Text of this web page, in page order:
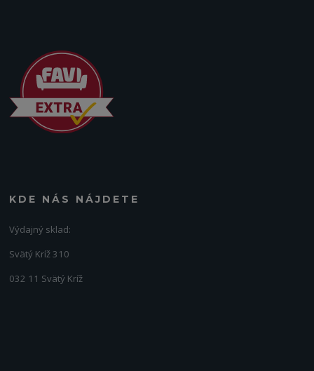
KDE NÁS NÁJDETE
Výdajný sklad:
Svätý Kríž 310
032 11 Svätý Kríž